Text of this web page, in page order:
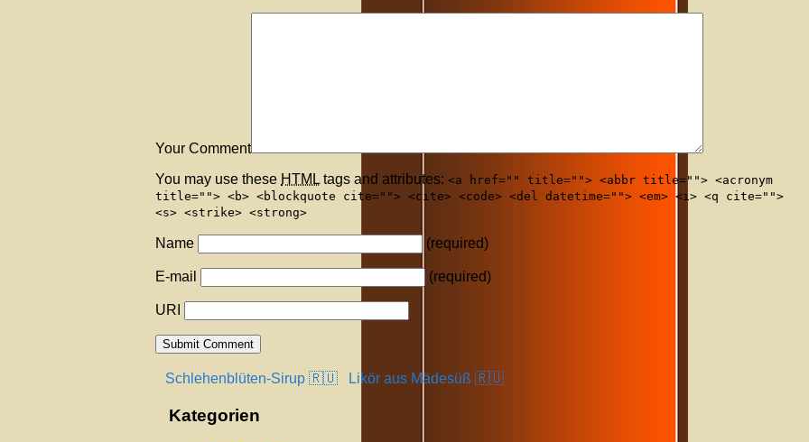
Your Comment
You may use these HTML tags and attributes: <a href="" title=""> <abbr title=""> <acronym
title=""> <b> <blockquote cite=""> <cite> <code> <del datetime=""> <em> <i> <q cite="">
<s> <strike> <strong>
Name (required)
E-mail (required)
URI
Schlehenblüten-Sirup 🇷🇺 Likör aus Mädesüß 🇷🇺
Kategorien